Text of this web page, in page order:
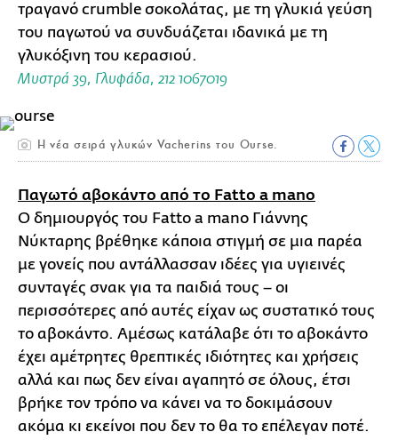
τραγανό crumble σοκολάτας, με τη γλυκιά γεύση
του παγωτού να συνδυάζεται ιδανικά με τη
γλυκόξινη του κερασιού.
Μυστρά 39, Γλυφάδα, 212 1067019
H νέα σειρά γλυκών Vacherins του Ourse.
Παγωτό αβοκάντο από το Fatto a mano
Ο δημιουργός του Fatto a mano Γιάννης
Νύκταρης βρέθηκε κάποια στιγμή σε μια παρέα
με γονείς που αντάλλασσαν ιδέες για υγιεινές
συνταγές σνακ για τα παιδιά τους – οι
περισσότερες από αυτές είχαν ως συστατικό τους
το αβοκάντο. Αμέσως κατάλαβε ότι το αβοκάντο
έχει αμέτρητες θρεπτικές ιδιότητες και χρήσεις
αλλά και πως δεν είναι αγαπητό σε όλους, έτσι
βρήκε τον τρόπο να κάνει να το δοκιμάσουν
ακόμα κι εκείνοι που δεν το θα το επέλεγαν ποτέ.